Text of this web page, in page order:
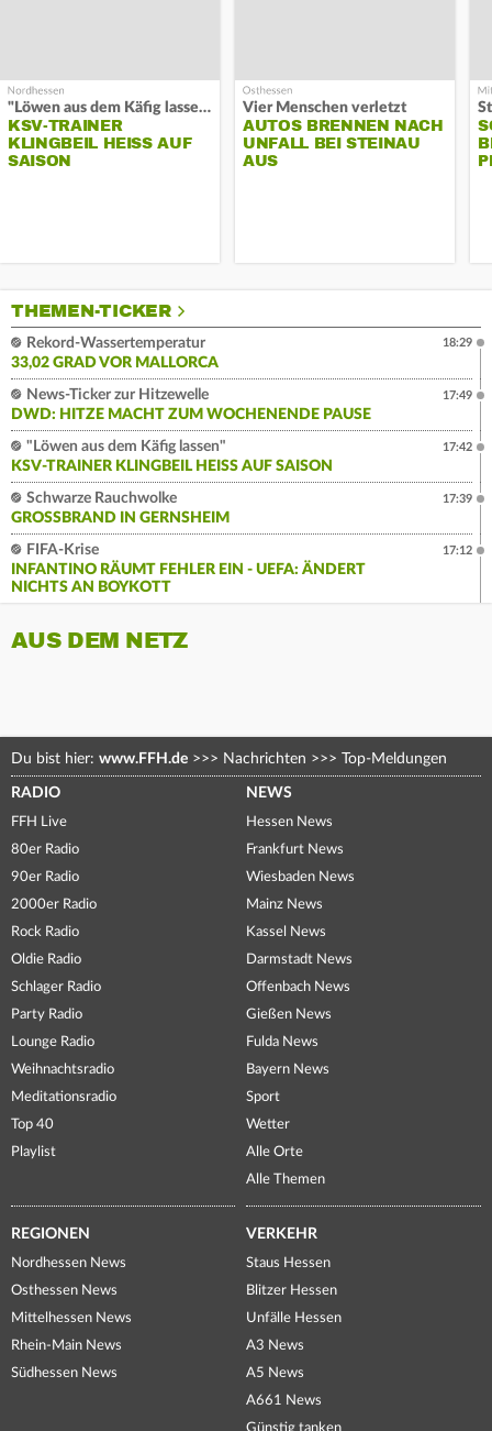
"Löwen aus dem Käfig lassen"
KSV-TRAINER
KLINGBEIL HEISS AUF S
AISON
Vier Menschen verletzt
AUTOS BRENNEN NACH
UNFALL BEI STEINAU
AUS
THEMEN-TICKER
Rekord-Wassertemperatur
33,02 GRAD VOR MALLORCA
18:29
News-Ticker zur Hitzewelle
DWD: HITZE MACHT ZUM WOCHENENDE PAUSE
17:49
"Löwen aus dem Käfig lassen"
KSV-TRAINER KLINGBEIL HEISS AUF SAISON
17:42
Schwarze Rauchwolke
GROSSBRAND IN GERNSHEIM
17:39
FIFA-Krise
INFANTINO RÄUMT FEHLER EIN - UEFA: ÄNDERT
NICHTS AN BOYKOTT
17:12
AUS DEM NETZ
Du bist hier: www.FFH.de >>> Nachrichten >>> Top-Meldungen
RADIO
FFH Live
80er Radio
90er Radio
2000er Radio
Rock Radio
Oldie Radio
Schlager Radio
Party Radio
Lounge Radio
Weihnachtsradio
Meditationsradio
Top 40
Playlist
NEWS
Hessen News
Frankfurt News
Wiesbaden News
Mainz News
Kassel News
Darmstadt News
Offenbach News
Gießen News
Fulda News
Bayern News
Sport
Wetter
Alle Orte
Alle Themen
REGIONEN
Nordhessen News
Osthessen News
Mittelhessen News
Rhein-Main News
Südhessen News
VERKEHR
Staus Hessen
Blitzer Hessen
Unfälle Hessen
A3 News
A5 News
A661 News